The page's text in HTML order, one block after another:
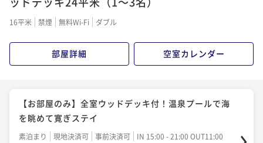
16平米 禁煙 無料Wi-Fi ダブル
部屋詳細 空室カレンダー
【お部屋のみ】全室ウッドデッキ付！温泉プールで海
を眺めて寛ぎステイ
素泊まり 現地決済可 事前決済可
IN 15:00 - 21:00 OUT11:00